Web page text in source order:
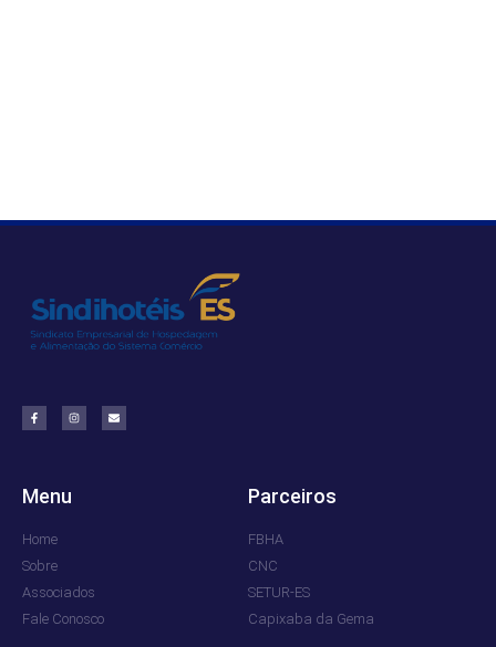
Menu
Home
Sobre
Associados
Fale Conosco
Parceiros
FBHA
CNC
SETUR-ES
Capixaba da Gema